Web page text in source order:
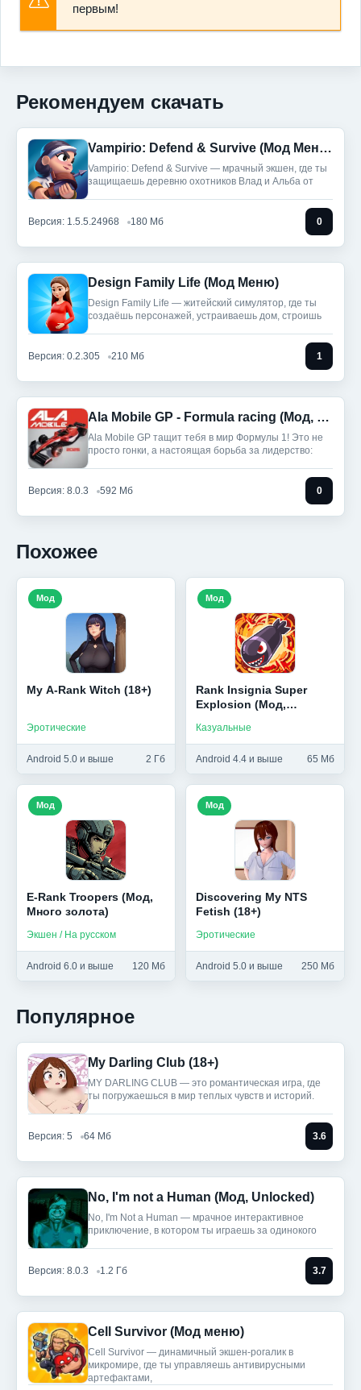
первым!
Рекомендуем скачать
Vampirio: Defend & Survive (Мод Меню)
Vampirio: Defend & Survive — мрачный экшен, где ты
защищаешь деревню охотников Влад и Альба от
Версия: 1.5.5.24968 180 Мб 0
Design Family Life (Мод Меню)
Design Family Life — житейский симулятор, где ты
создаёшь персонажей, устраиваешь дом, строишь
Версия: 0.2.305 210 Мб 1
Ala Mobile GP - Formula racing (Мод, Unlocked)
Ala Mobile GP тащит тебя в мир Формулы 1! Это не
просто гонки, а настоящая борьба за лидерство:
Версия: 8.0.3 592 Мб 0
Похожее
My A-Rank Witch (18+)
Эротические
Android 5.0 и выше 2 Гб
Мод
Rank Insignia Super
Explosion (Мод,
улучшения)
Казуальные
Android 4.4 и выше 65 Мб
Мод
E-Rank Troopers (Мод,
Много золота)
Экшен / На русском
Android 6.0 и выше 120 Мб
Мод
Discovering My NTS
Fetish (18+)
Эротические
Android 5.0 и выше 250 Мб
Мод
Популярное
My Darling Club (18+)
MY DARLING CLUB — это романтическая игра, где
ты погружаешься в мир теплых чувств и историй.
Версия: 5 64 Мб 3.6
No, I'm not a Human (Мод, Unlocked)
No, I'm Not a Human — мрачное интерактивное
приключение, в котором ты играешь за одинокого
Версия: 8.0.3 1.2 Гб 3.7
Cell Survivor (Мод меню)
Cell Survivor — динамичный экшен-рогалик в
микромире, где ты управляешь антивирусными
артефактами,